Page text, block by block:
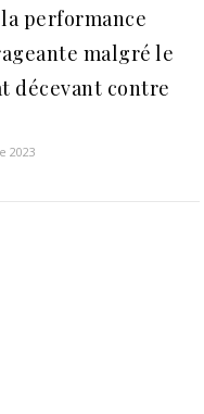
performance
malgré le
décevant contre
2023